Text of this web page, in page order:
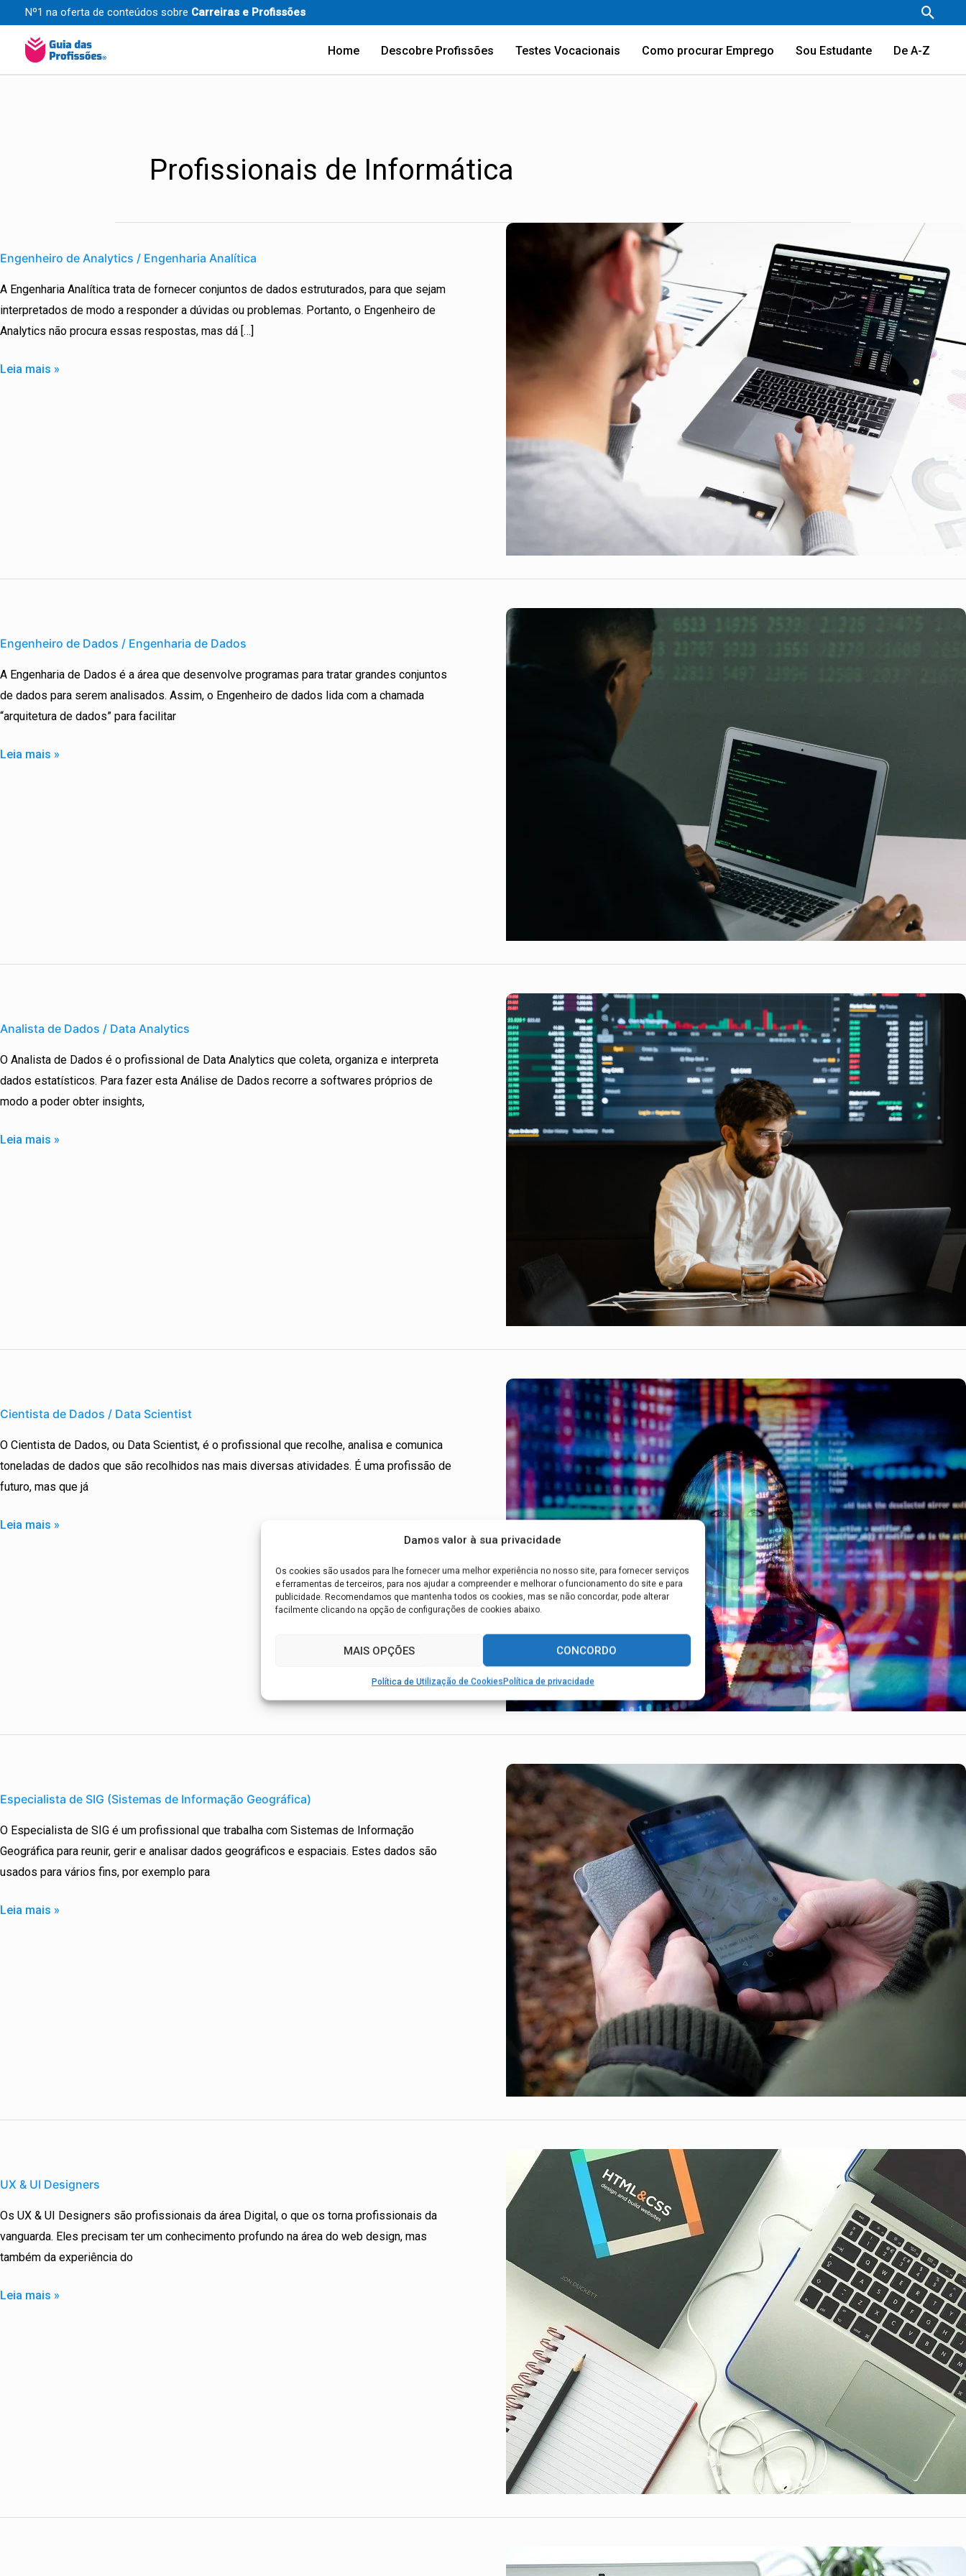
Damos valor à sua privacidade
Os cookies são usados para lhe fornecer uma melhor experiência no nosso site, para fornecer serviços
e ferramentas de terceiros, para nos ajudar a compreender e melhorar o funcionamento do site e para
publicidade. Recomendamos que mantenha todos os cookies, mas se não concordar, pode alterar
facilmente clicando na opção de configurações de cookies abaixo.
CONCORDO
MAIS OPÇÕES
Política de Utilização de CookiesPolítica de privacidade
conteúdo
Nº1 na oferta de conteúdos sobre Carreiras e Profissões
Home Descobre Profissões Testes Vocacionais Como procurar Emprego Sou Estudante De A-Z
Profissionais de Informática
Engenheiro de Analytics / Engenharia Analítica
A Engenharia Analítica trata de fornecer conjuntos de dados estruturados, para que sejam
interpretados de modo a responder a dúvidas ou problemas. Portanto, o Engenheiro de
Analytics não procura essas respostas, mas dá […]
de
/
Engenharia
Analítica
Leia mais »
Engenheiro de Dados / Engenharia de Dados
A Engenharia de Dados é a área que desenvolve programas para tratar grandes conjuntos
de dados para serem analisados. Assim, o Engenheiro de dados lida com a chamada
“arquitetura de dados” para facilitar
de
/
Engenharia
de
Leia mais »
Analista de Dados / Data Analytics
O Analista de Dados é o profissional de Data Analytics que coleta, organiza e interpreta
dados estatísticos. Para fazer esta Análise de Dados recorre a softwares próprios de
modo a poder obter insights,
de
/
Data
Analytics
Leia mais »
Cientista de Dados / Data Scientist
O Cientista de Dados, ou Data Scientist, é o profissional que recolhe, analisa e comunica
toneladas de dados que são recolhidos nas mais diversas atividades. É uma profissão de
futuro, mas que já
de
/
Data
Scientist
Leia mais »
Especialista de SIG (Sistemas de Informação Geográfica)
O Especialista de SIG é um profissional que trabalha com Sistemas de Informação
Geográfica para reunir, gerir e analisar dados geográficos e espaciais. Estes dados são
usados para vários fins, por exemplo para
de
(Sistemas
de
Informação
Leia mais »
UX & UI Designers
Os UX & UI Designers são profissionais da área Digital, o que os torna profissionais da
vanguarda. Eles precisam ter um conhecimento profundo na área do web design, mas
também da experiência do
&
Designers
Leia mais »